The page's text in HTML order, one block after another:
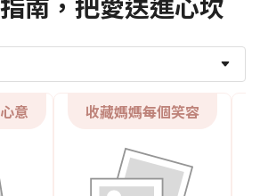
意 收藏媽媽每個笑容